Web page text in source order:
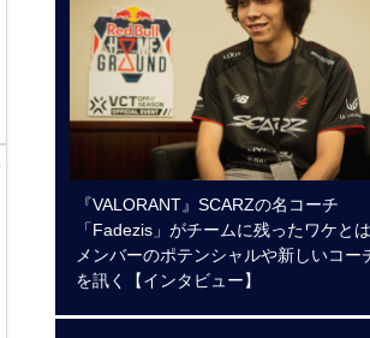
『VALORANT』SCARZの名コーチ
「Fadezis」がチームに残ったワケと
メンバーのポテンシャルや新しいコー
を訊く【インタビュー】